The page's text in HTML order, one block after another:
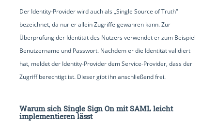
Der Identity-Provider wird auch als „Single Source of Truth“
bezeichnet, da nur er allein Zugriffe gewähren kann. Zur
Überprüfung der Identität des Nutzers verwendet er zum Beispiel
Benutzername und Passwort. Nachdem er die Identität validiert
hat, meldet der Identity-Provider dem Service-Provider, dass der
Zugriff berechtigt ist. Dieser gibt ihn anschließend frei.
Warum sich Single Sign On mit SAML leicht
implementieren lässt